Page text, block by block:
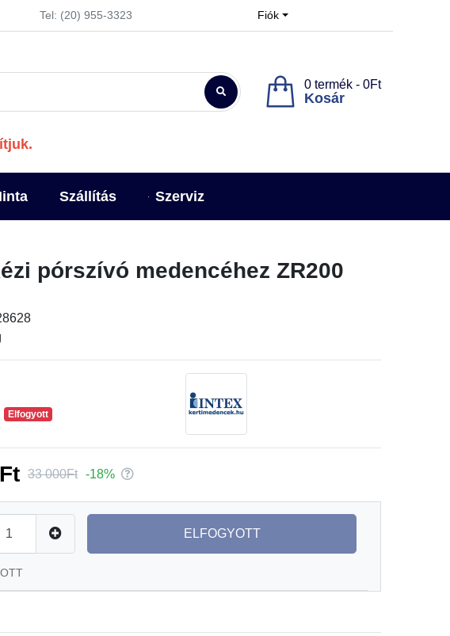
Tel: (20) 955-3323 Fiók
Kosár
0 termék - 0Ft
Szállítás Szerviz
pórszívó medencéhez ZR200
Elfogyott
33 000Ft -18%
ELFOGYOTT